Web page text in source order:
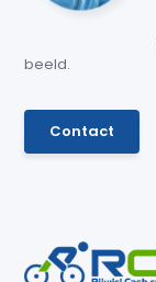
beeld.
Contact